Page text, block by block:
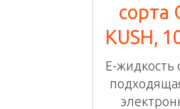
сорта
KUSH,
E-жидкость